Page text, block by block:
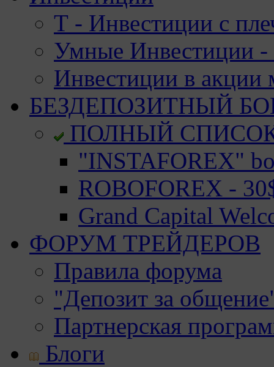
Т - Инвестиции с
Умные Инвестиции -
Инвестиции в акции
БЕЗДЕПОЗИТНЫЙ
ПОЛНЫЙ
"INSTAFOREX"
ROBOFOREX -
Grand Capital
ФОРУМ ТРЕЙДЕРОВ
Правила форума
"Депозит за
Партнерская
Блоги